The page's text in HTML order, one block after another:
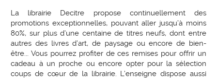
La librairie Decitre propose continuellement des
promotions exceptionnelles, pouvant aller jusqu’à moins
80%, sur plus d’une centaine de titres neufs, dont entre
autres des livres d’art, de paysage ou encore de bien-
être... Vous pourrez profiter de ces remises pour offrir un
cadeau à un proche ou encore opter pour la sélection
coups de cœur de la librairie. L’enseigne dispose aussi